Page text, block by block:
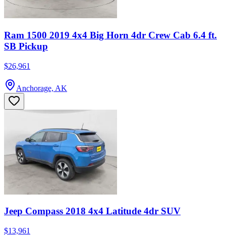
Ram 1500 2019 4x4 Big Horn 4dr Crew Cab 6.4 ft.
SB Pickup
$26,961
Anchorage, AK
Jeep Compass 2018 4x4 Latitude 4dr SUV
$13,961